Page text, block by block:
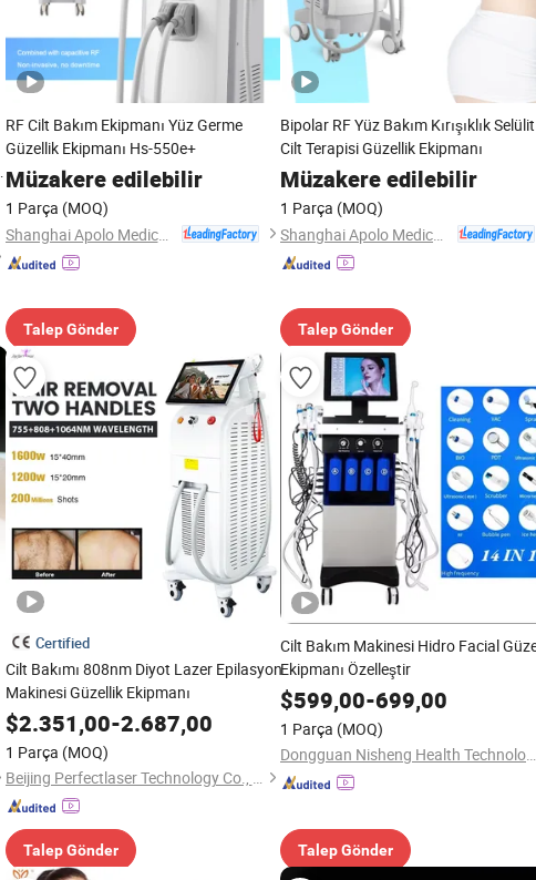
RF Cilt Bakım Ekipmanı Yüz Germe
Güzellik Ekipmanı Hs-550e+
Müzakere edilebilir
1 Parça (MOQ)
Shanghai Apolo Medical Technology Co., Ltd.
Talep Gönder
Bipolar RF Yüz Bakım Kırışıklık Selülit
Cilt Terapisi Güzellik Ekipmanı
Müzakere edilebilir
1 Parça (MOQ)
Talep Gönder
Certified
Cilt Bakımı 808nm Diyot Lazer Epilasyon
Makinesi Güzellik Ekipmanı
$2.351,00-2.687,00
1 Parça (MOQ)
Beijing Perfectlaser Technology Co., Ltd
Talep Gönder
Cilt Bakım Makinesi Hidro Facial
Ekipmanı Özelleştir
$599,00-699,00
1 Parça (MOQ)
Dongguan Nisheng Health Technology Co., Ltd.
Talep Gönder